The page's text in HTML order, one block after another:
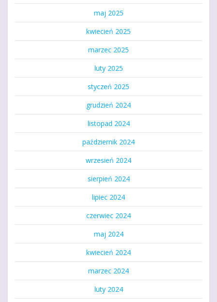
maj 2025
kwiecień 2025
marzec 2025
luty 2025
styczeń 2025
grudzień 2024
listopad 2024
październik 2024
wrzesień 2024
sierpień 2024
lipiec 2024
czerwiec 2024
maj 2024
kwiecień 2024
marzec 2024
luty 2024